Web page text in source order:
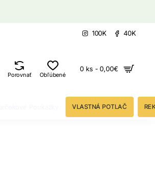
100K 40K
Porovnať Obľúbené
0 ks - 0,00€
VLASTNÁ POTLAČ